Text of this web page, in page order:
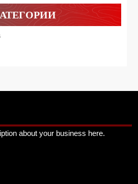
about your business here.